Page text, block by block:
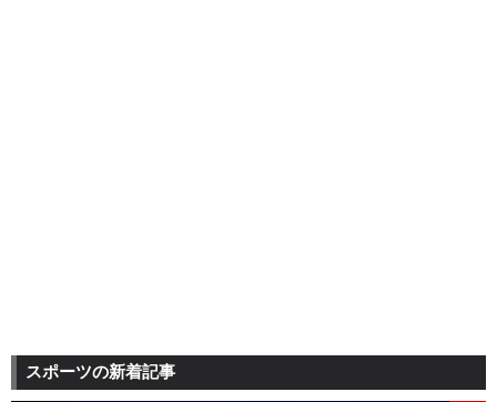
スポーツの新着記事